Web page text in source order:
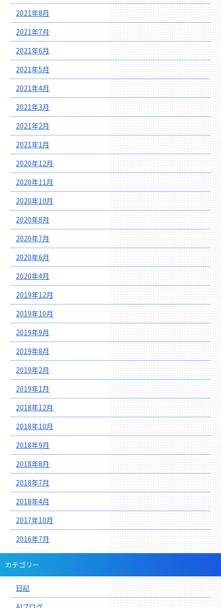
2021年8月
2021年7月
2021年6月
2021年5月
2021年4月
2021年3月
2021年2月
2021年1月
2020年12月
2020年11月
2020年10月
2020年8月
2020年7月
2020年6月
2020年4月
2019年12月
2019年10月
2019年9月
2019年8月
2019年2月
2019年1月
2018年12月
2018年10月
2018年9月
2018年8月
2018年7月
2018年4月
2017年10月
2016年7月
カテゴリー
日記